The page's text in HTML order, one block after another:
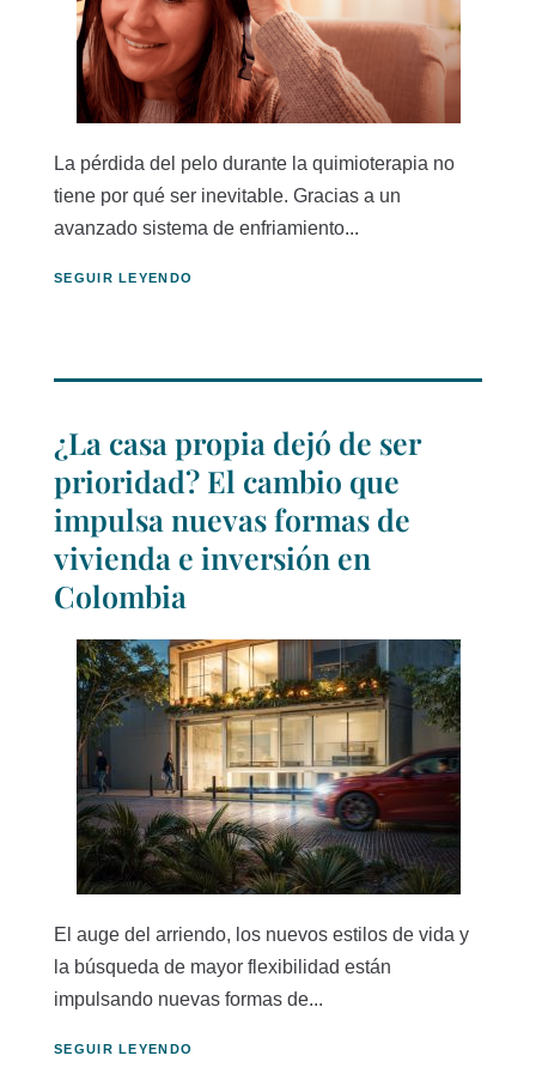
La pérdida del pelo durante la quimioterapia no
tiene por qué ser inevitable. Gracias a un
avanzado sistema de enfriamiento...
SEGUIR LEYENDO
¿La casa propia dejó de ser
prioridad? El cambio que
impulsa nuevas formas de
vivienda e inversión en
Colombia
El auge del arriendo, los nuevos estilos de vida y
la búsqueda de mayor flexibilidad están
impulsando nuevas formas de...
SEGUIR LEYENDO